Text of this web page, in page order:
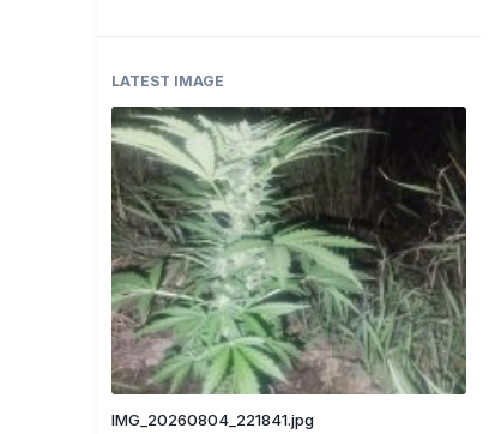
LATEST IMAGE
IMG_20260804_221841.jpg